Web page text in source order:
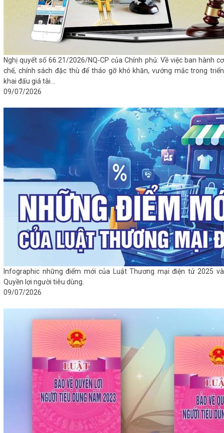
Nghị quyết số 66.21/2026/NQ-CP của Chính phủ: Về việc ban hành cơ
chế, chính sách đặc thù để tháo gỡ khó khăn, vướng mắc trong triển
khai đấu giá tài...
09/07/2026
Infographic những điểm mới của Luật Thương mại điện tử 2025 và
Quyền lợi người tiêu dùng.
09/07/2026